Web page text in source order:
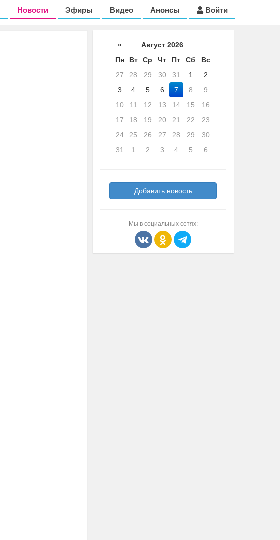
Новости Эфиры Видео Анонсы Войти
«
Август 2026
Пн
Вт Ср Чт Пт Сб
Вс
27
28 29 30 31 1
2
3
4 5 6 7 8
9
10
11 12 13 14 15
16
17
18 19 20 21 22
23
24
25 26 27 28 29
30
31
1 2 3 4 5 6
Добавить новость
Мы в социальных сетях: